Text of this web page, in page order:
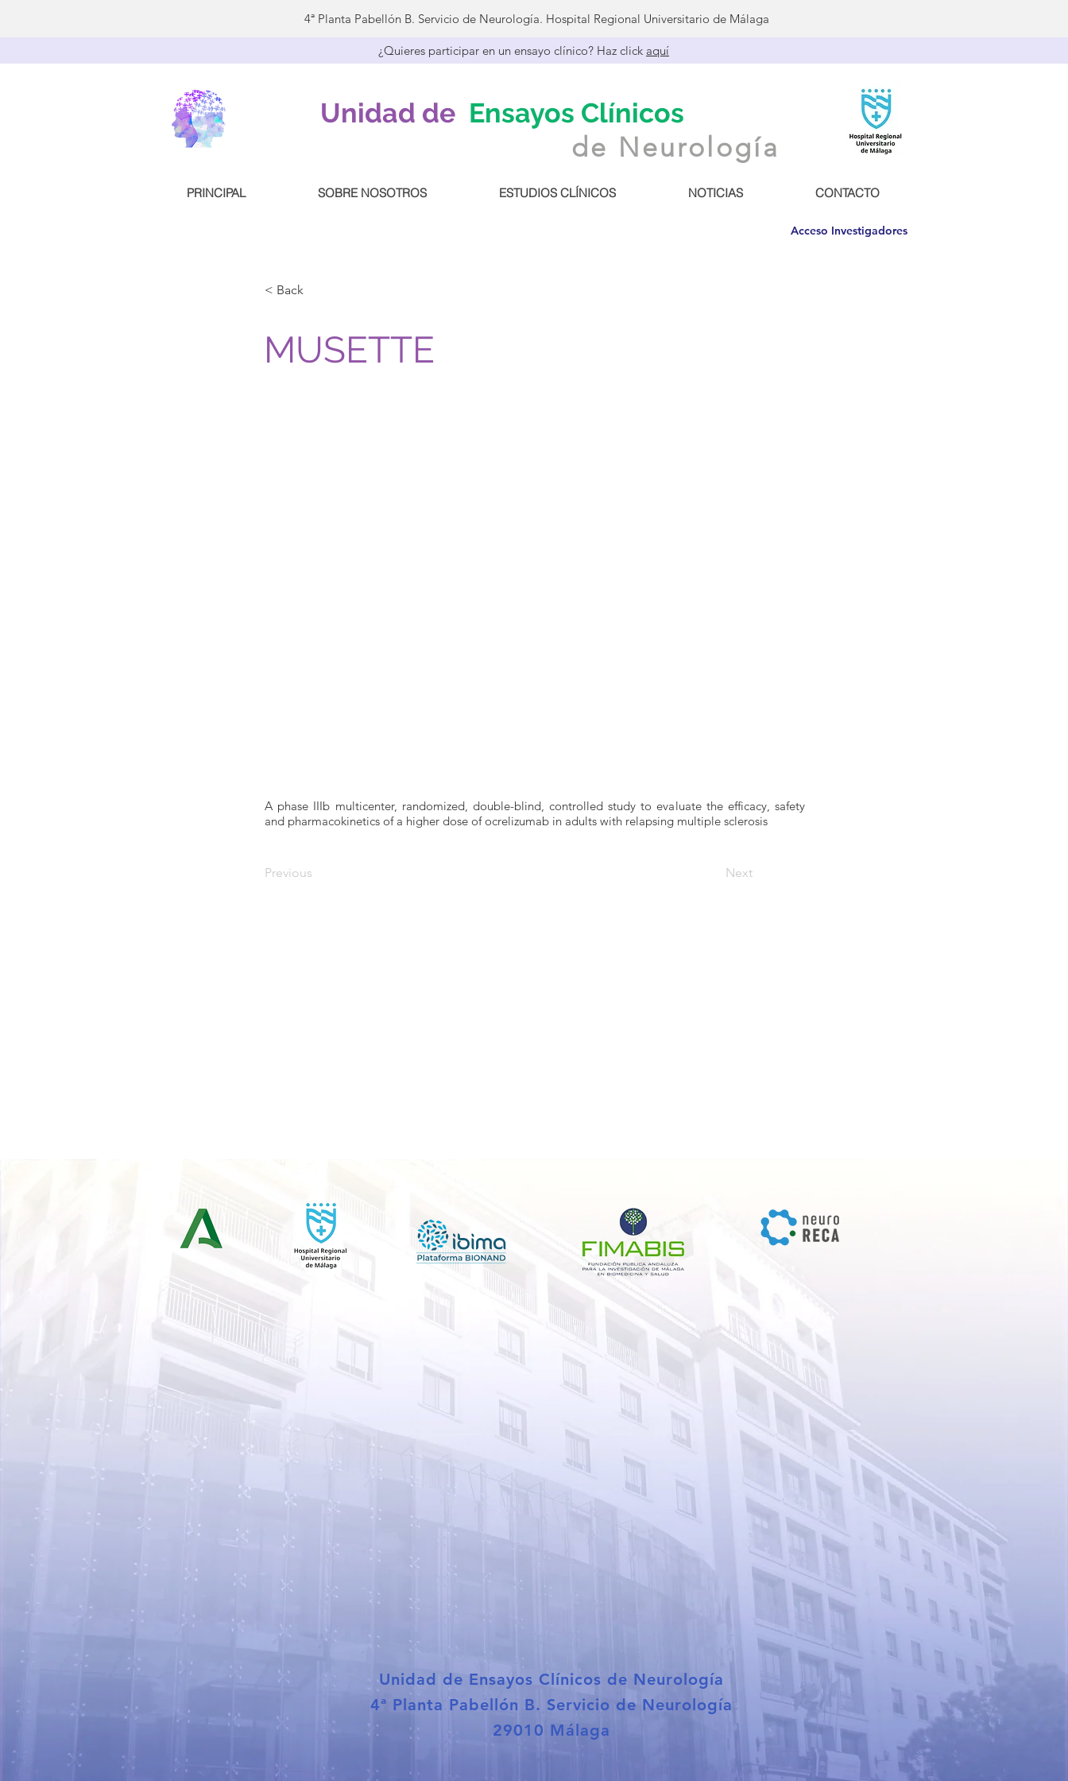
4ª Planta Pabellón B. Servicio de Neurología. Hospital Regional Universitario de Málaga
¿Quieres participar en un ensayo clínico? Haz click aquí
Unidad de Ensayos Clínicos
de Neurología
PRINCIPAL SOBRE NOSOTROS ESTUDIOS CLÍNICOS NOTICIAS CONTACTO
Acceso Investigadores
< Back
MUSETTE
A phase IIIb multicenter, randomized, double-blind, controlled study to evaluate the efficacy, safety
and pharmacokinetics of a higher dose of ocrelizumab in adults with relapsing multiple sclerosis
Previous Next
Unidad de Ensayos Clínicos de Neurología
4ª Planta Pabellón B. Servicio de Neurología
29010 Málaga